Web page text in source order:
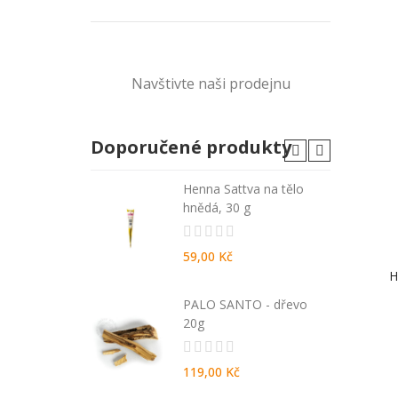
Navštivte naši prodejnu
Doporučené produkty
Henna Sattva na tělo
hnědá, 30 g
59,00 Kč
PALO SANTO - dřevo
20g
119,00 Kč